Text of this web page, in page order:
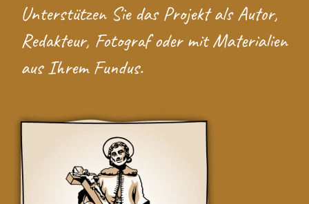
Unterstützen Sie das Projektals Autor,
Redakteur, Fotograf oder mit Materialien
aus Ihrem Fundus.